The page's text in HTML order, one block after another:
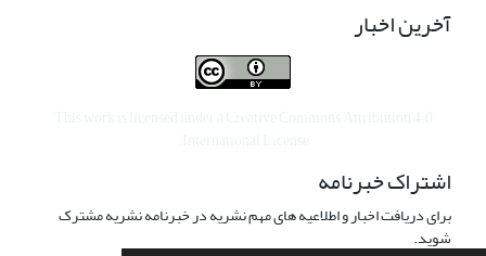
آخرین اخبار
اشتراک خبرنامه
برای دریافت اخبار و اطلاعیه های مهم نشریه در خبرنامه نشریه مشترک
شوید.